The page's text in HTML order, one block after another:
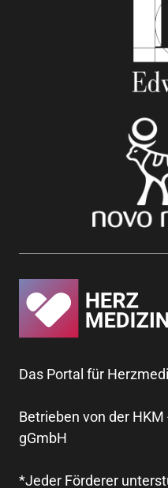
Das Portal für
Betrieben von der
gGmbH
*Jeder Förderer